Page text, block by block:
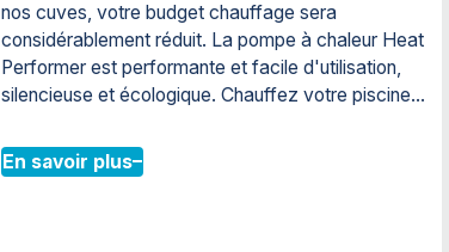
nos cuves, votre budget chauffage sera
considérablement réduit. La pompe à chaleur Heat
Performer est performante et facile d'utilisation,
silencieuse et écologique. Chauffez votre piscine...
En savoir plus